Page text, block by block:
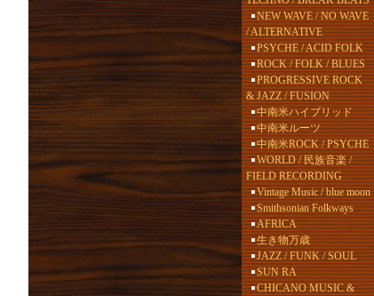
NEW WAVE / NO WAVE
/ ALTERNATIVE
PSYCHE / ACID FOLK
ROCK / FOLK / BLUES
PROGRESSIVE ROCK
& JAZZ / FUSION
中南米ハイブリッド
中南米ルーツ
中南米ROCK / PSYCHE
WORLD / 民族音楽 /
FIELD RECORDING
Vintage Music / blue moon
Smithsonian Folkways
AFRICA
生き物万歳
JAZZ / FUNK / SOUL
SUN RA
CHICANO MUSIC &